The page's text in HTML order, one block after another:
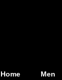
Home Men